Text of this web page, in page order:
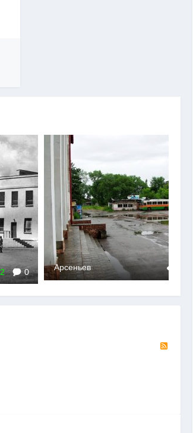
0 Арсеньев